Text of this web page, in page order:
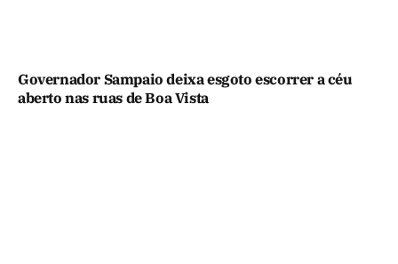
Governador Sampaio deixa esgoto escorrer a céu
aberto nas ruas de Boa Vista